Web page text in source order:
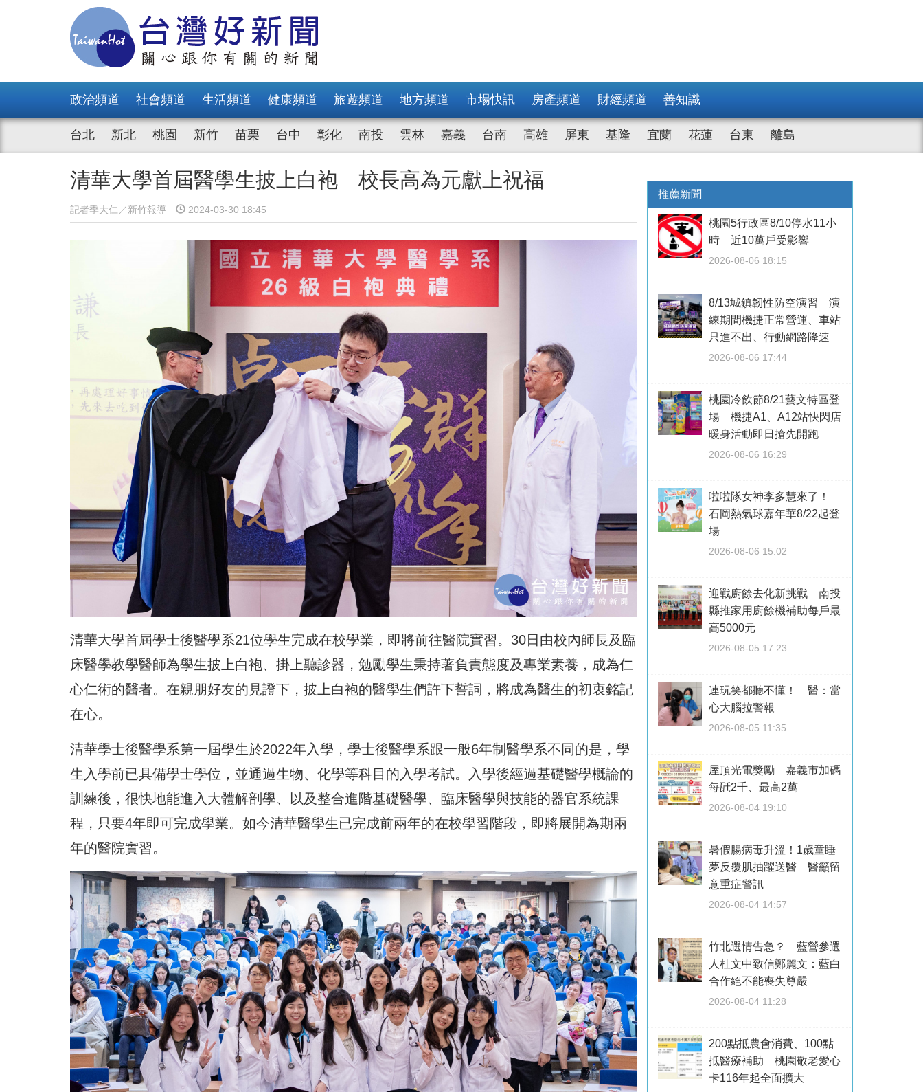
政治頻道 社會頻道 生活頻道 健康頻道 旅遊頻道 地方頻道 市場快訊 房產頻道 財經頻道 善知識
台北 新北 桃園 新竹 苗栗 台中 彰化 南投 雲林 嘉義 台南 高雄 屏東 基隆 宜蘭 花蓮 台東 離島
清華大學首屆醫學生披上白袍 校長高為元獻上祝福
記者季大仁／新竹報導 2024-03-30 18:45
清華大學首屆學士後醫學系21位學生完成在校學業，即將前往醫院實習。30日由校內師長及臨
床醫學教學醫師為學生披上白袍、掛上聽診器，勉勵學生秉持著負責態度及專業素養，成為仁
心仁術的醫者。在親朋好友的見證下，披上白袍的醫學生們許下誓詞，將成為醫生的初衷銘記
在心。
清華學士後醫學系第一屆學生於2022年入學，學士後醫學系跟一般6年制醫學系不同的是，學
生入學前已具備學士學位，並通過生物、化學等科目的入學考試。入學後經過基礎醫學概論的
訓練後，很快地能進入大體解剖學、以及整合進階基礎醫學、臨床醫學與技能的器官系統課
程，只要4年即可完成學業。如今清華醫學生已完成前兩年的在校學習階段，即將展開為期兩
年的醫院實習。
推薦新聞
桃園5行政區8/10停水11小
時 近10萬戶受影響
2026-08-06 18:15
8/13城鎮韌性防空演習 演
練期間機捷正常營運、車站
只進不出、行動網路降速
2026-08-06 17:44
桃園冷飲節8/21藝文特區登
場 機捷A1、A12站快閃店
暖身活動即日搶先開跑
2026-08-06 16:29
啦啦隊女神李多慧來了！
石岡熱氣球嘉年華8/22起登
場
2026-08-06 15:02
迎戰廚餘去化新挑戰 南投
縣推家用廚餘機補助每戶最
高5000元
2026-08-05 17:23
連玩笑都聽不懂！ 醫：當
心大腦拉警報
2026-08-05 11:35
屋頂光電獎勵 嘉義市加碼
每瓩2千、最高2萬
2026-08-04 19:10
暑假腸病毒升溫！1歲童睡
夢反覆肌抽躍送醫 醫籲留
意重症警訊
2026-08-04 14:57
竹北選情告急？ 藍營參選
人杜文中致信鄭麗文：藍白
合作絕不能喪失尊嚴
2026-08-04 11:28
200點抵農會消費、100點
抵醫療補助 桃園敬老愛心
卡116年起全面擴大